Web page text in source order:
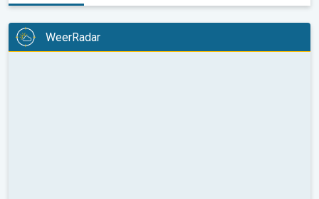
WeerRadar